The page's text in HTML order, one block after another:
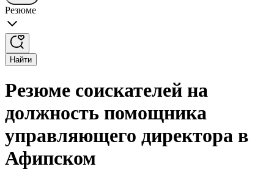
Резюме
Найти
Резюме соискателей на
должность помощника
управляющего директора в
Афипском